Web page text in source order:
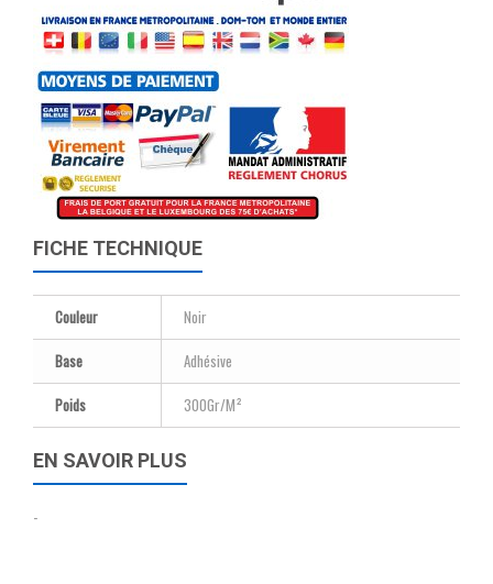
FICHE TECHNIQUE
Couleur
Noir
Base
Adhésive
Poids
300Gr/M²
EN SAVOIR PLUS
-